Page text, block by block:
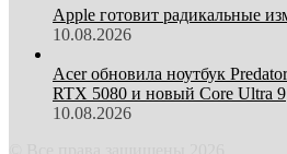
Apple готовит радикальные
10.08.2026
Acer обновила ноутбук
RTX 5080 и новый Core Ultra 9
10.08.2026